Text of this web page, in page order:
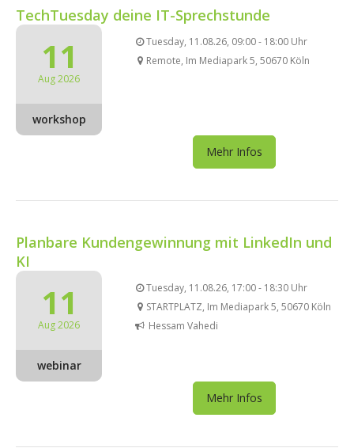
TechTuesday deine IT-Sprechstunde
11
Aug 2026
workshop
Tuesday, 11.08.26, 09:00 - 18:00 Uhr
Remote, Im Mediapark 5, 50670 Köln
Mehr Infos
Planbare Kundengewinnung mit LinkedIn und
KI
11
Aug 2026
webinar
Tuesday, 11.08.26, 17:00 - 18:30 Uhr
STARTPLATZ, Im Mediapark 5, 50670 Köln
Hessam Vahedi
Mehr Infos